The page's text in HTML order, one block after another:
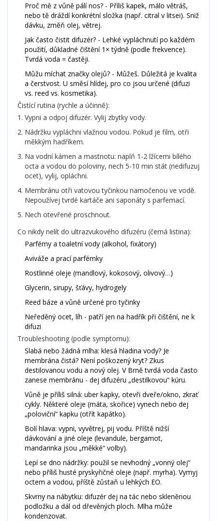
Proč mě z vůně pálí nos? - Příliš kapek, málo větráš,
nebo tě dráždí konkrétní složka (např. citral v litsei). Sniž
dávku, změň olej, větrej.
Jak často čistit difuzér? - Lehké vypláchnutí po každém
použití, důkladné čištění 1× týdně (podle frekvence).
Tvrdá voda = častěji.
Můžu míchat značky olejů? - Můžeš. Důležitá je kvalita
a čerstvost. U směsí hlídej, pro co jsou určené (difuzi
vs. reed vs. kosmetika).
Čistící rutina (rychle a účinně):
Vypni a odpoj difuzér. Vylij zbytky vody.
Nádržku vypláchni vlažnou vodou. Pokud je film, otři
měkkým hadříkem.
Na vodní kámen a mastnotu: naplň 1-2 lžícemi bílého
octa a vodou do poloviny, nech 5-10 min stát (nedifuzuj
ocet), vylij, opláchni.
Membránu otři vatovou tyčinkou namočenou ve vodě.
Nepoužívej tvrdé kartáče ani saponáty s parfemací.
Nech otevřené proschnout.
Co nikdy nelít do ultrazvukového difuzéru (černá listina):
Parfémy a toaletní vody (alkohol, fixátory)
Aviváže a prací parfémky
Rostlinné oleje (mandlový, kokosový, olivový…)
Glycerin, sirupy, šťávy, hydrogely
Reed báze a vůně určené pro tyčinky
Neředěný ocet, líh - patří jen na hadřík při čištění, ne k
difuzi
Troubleshooting (podle symptomu):
Slabá nebo žádná mlha: klesá hladina vody? Je
membrána čistá? Není poškozený kryt? Zkus
destilovanou vodu a nový olej. V Brně tvrdá voda často
zanese membránu - dej difuzéru „destilkovou“ kúru.
Vůně je příliš silná: uber kapky, otevři dveře/okno, zkrať
cykly. Některé oleje (máta, skořice) vynech nebo dej
„poloviční“ kapku (otřít kapátko).
Bolí hlava: vypni, vyvětrej, pij vodu. Příště nižší
dávkování a jiné oleje (levandule, bergamot,
mandarinka jsou „měkké“ volby).
Lepí se dno nádržky: použil se nevhodný „vonný olej“
nebo příliš husté pryskyřičné oleje (např. myrha). Vymyj
octem a vodou, příště zůstaň u lehkých EO.
Skvrny na nábytku: difuzér dej na tác nebo skleněnou
podložku a dál od dřevěných ploch. Mlha může
kondenzovat.